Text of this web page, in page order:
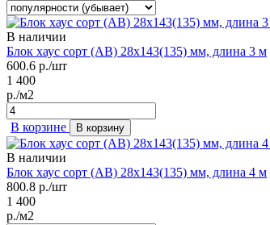
В наличии
Блок хаус сорт (AB) 28х143(135) мм, длина 3 м
600.6 р./шт
1 400
р./м2
В корзине В корзину
В наличии
Блок хаус сорт (AB) 28х143(135) мм, длина 4 м
800.8 р./шт
1 400
р./м2